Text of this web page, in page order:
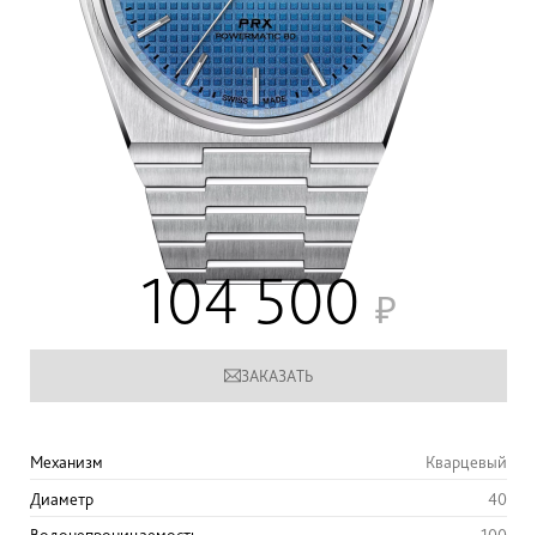
104 500
ЗАКАЗАТЬ
Механизм
Кварцевый
Диаметр
40